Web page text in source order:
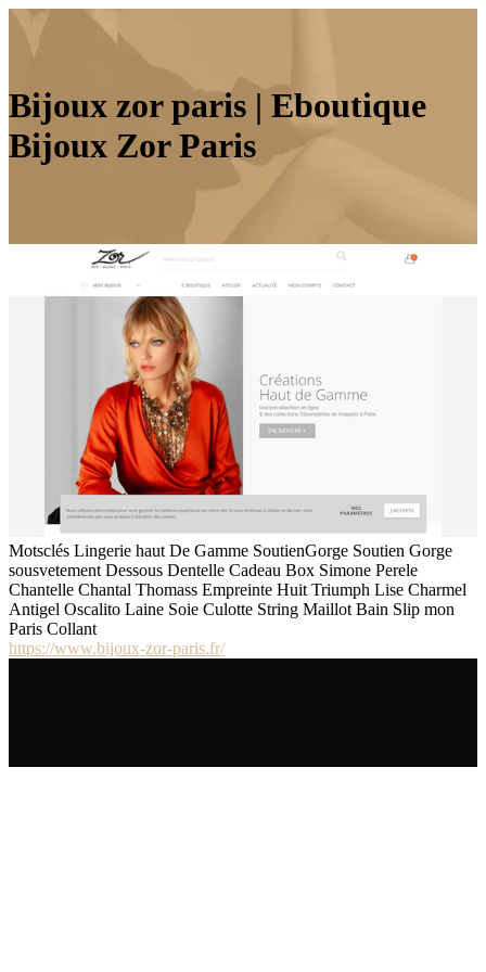
Bijoux zor paris | Eboutique
Bijoux Zor Paris
Motsclés Lingerie haut De Gamme SoutienGorge Soutien Gorge
sousvetement Dessous Dentelle Cadeau Box Simone Perele
Chantelle Chantal Thomass Empreinte Huit Triumph Lise Charmel
Antigel Oscalito Laine Soie Culotte String Maillot Bain Slip mon
Paris Collant
https://www.bijoux-zor-paris.fr/